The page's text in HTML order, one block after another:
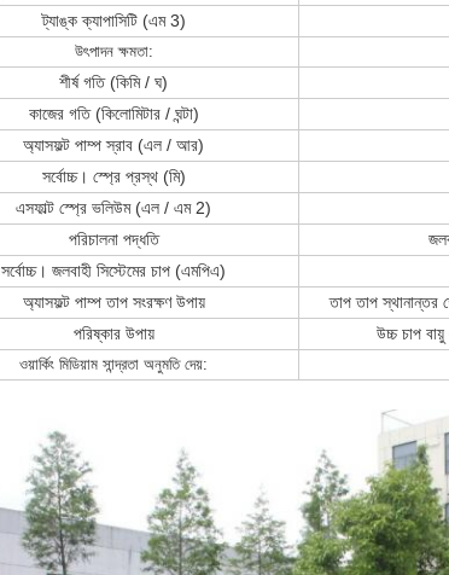
ট্যাঙ্ক ক্যাপাসিটি (এম 3)
উৎপাদন ক্ষমতা:
শীর্ষ গতি (কিমি / ঘ)
কাজের গতি (কিলোমিটার / ঘন্টা)
অ্যাসফল্ট পাম্প স্রাব (এল / আর)
সর্বোচ্চ। স্প্রে প্রস্থ (মি)
এসফাল্ট স্প্রে ভলিউম (এল / এম 2)
পরিচালনা পদ্ধতি
সর্বোচ্চ। জলবাহী সিস্টেমের চাপ (এমপিএ)
অ্যাসফল্ট পাম্প তাপ সংরক্ষণ উপায়
তাপ তাপ স্থানান্তর
পরিষ্কার উপায়
উচ্চ চাপ
ওয়ার্কিং মিডিয়াম সান্দ্রতা অনুমতি দেয়: